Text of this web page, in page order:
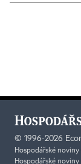
© 1996-2026
Hospodářské
Hospodářské